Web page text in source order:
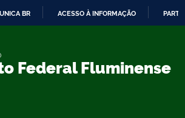
CONTEÚDO
BR ACESSO À INFORMAÇÃO
Federal Fluminense